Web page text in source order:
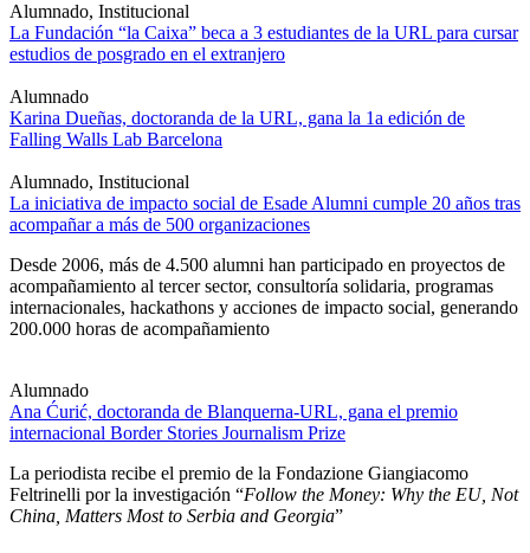
Alumnado, Institucional
La Fundación “la Caixa” beca a 3 estudiantes de la URL para cursar
estudios de posgrado en el extranjero
Alumnado
Karina Dueñas, doctoranda de la URL, gana la 1a edición de
Falling Walls Lab Barcelona
Alumnado, Institucional
La iniciativa de impacto social de Esade Alumni cumple 20 años tras
acompañar a más de 500 organizaciones
Desde 2006, más de 4.500 alumni han participado en proyectos de
acompañamiento al tercer sector, consultoría solidaria, programas
internacionales, hackathons y acciones de impacto social, generando
200.000 horas de acompañamiento
Alumnado
Ana Ćurić, doctoranda de Blanquerna-URL, gana el premio
internacional Border Stories Journalism Prize
La periodista recibe el premio de la Fondazione Giangiacomo
Feltrinelli por la investigación “Follow the Money: Why the EU, Not
China, Matters Most to Serbia and Georgia”